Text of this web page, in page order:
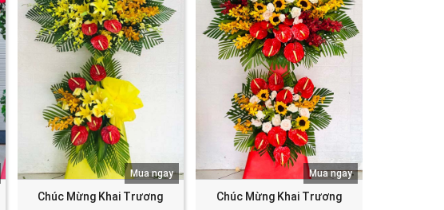
Chúc Mừng Khai Trương
Mua ngay
Chúc Mừng Khai Trương
Mua ngay